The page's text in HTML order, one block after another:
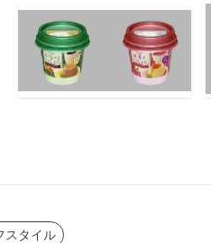
スタイル